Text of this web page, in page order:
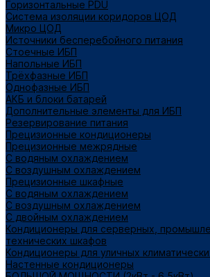
Горизонтальные PDU
Система изоляции коридоров ЦОД
Микро ЦОД
Источники бесперебойного питания
Стоечные ИБП
Напольные ИБП
Трёхфазные ИБП
Однофазные ИБП
АКБ и блоки батарей
Дополнительные элементы для ИБП
Резервирование питания
Прецизионные кондиционеры
Прецизионные межрядные
С водяным охлаждением
С воздушным охлаждением
Прецизионные шкафные
С водяным охлаждением
С воздушным охлаждением
С двойным охлаждением
Кондиционеры для серверных,
технических шкафов
Кондиционеры для уличных
Настенные кондиционеры